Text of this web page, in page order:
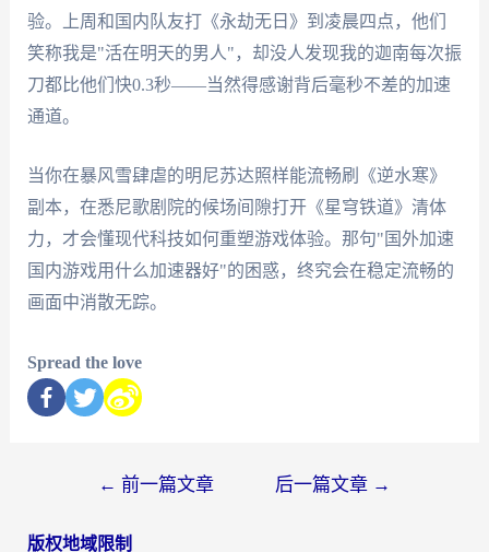
验。上周和国内队友打《永劫无日》到凌晨四点，他们
笑称我是"活在明天的男人"，却没人发现我的迦南每次振
刀都比他们快0.3秒——当然得感谢背后毫秒不差的加速
通道。
当你在暴风雪肆虐的明尼苏达照样能流畅刷《逆水寒》
副本，在悉尼歌剧院的候场间隙打开《星穹铁道》清体
力，才会懂现代科技如何重塑游戏体验。那句"国外加速
国内游戏用什么加速器好"的困惑，终究会在稳定流畅的
画面中消散无踪。
Spread the love
← 前一篇文章 后一篇文章 →
版权地域限制